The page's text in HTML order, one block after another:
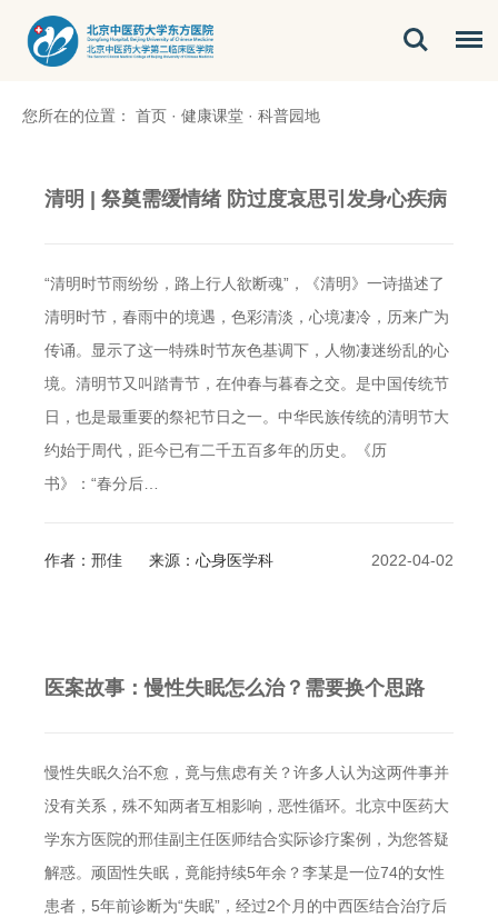
您所在的位置： 首页 · 健康课堂 · 科普园地
清明 | 祭奠需缓情绪 防过度哀思引发身心疾病
“清明时节雨纷纷，路上行人欲断魂”，《清明》一诗描述了
清明时节，春雨中的境遇，色彩清淡，心境凄冷，历来广为
传诵。显示了这一特殊时节灰色基调下，人物凄迷纷乱的心
境。清明节又叫踏青节，在仲春与暮春之交。是中国传统节
日，也是最重要的祭祀节日之一。中华民族传统的清明节大
约始于周代，距今已有二千五百多年的历史。《历
书》：“春分后…
2022-04-02
作者：邢佳 来源：心身医学科
医案故事：慢性失眠怎么治？需要换个思路
慢性失眠久治不愈，竟与焦虑有关？许多人认为这两件事并
没有关系，殊不知两者互相影响，恶性循环。北京中医药大
学东方医院的邢佳副主任医师结合实际诊疗案例，为您答疑
解惑。顽固性失眠，竟能持续5年余？李某是一位74的女性
患者，5年前诊断为“失眠”，经过2个月的中西医结合治疗后